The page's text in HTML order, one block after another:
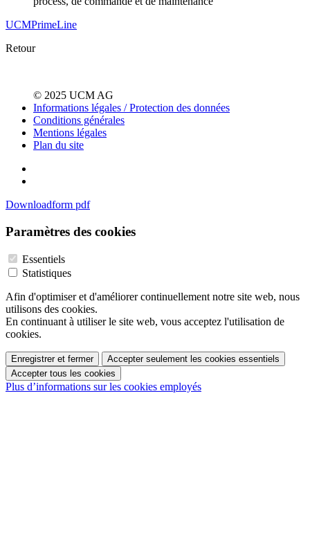
UCMPrimeLine
Retour
© 2025 UCM AG
Informations légales / Protection des données
Conditions générales
Mentions légales
Plan du site
Downloadform pdf
Paramètres des cookies
Essentiels
Statistiques
Afin d'optimiser et d'améliorer continuellement notre site web, nous
utilisons des cookies.
En continuant à utiliser le site web, vous acceptez l'utilisation de
cookies.
Enregistrer et fermer
Accepter seulement les cookies essentiels
Accepter tous les cookies
Plus d’informations sur les cookies employés